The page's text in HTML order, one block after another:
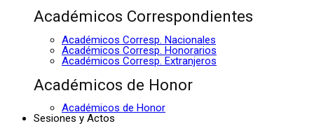
Académicos Correspondientes
Académicos Corresp. Nacionales
Académicos Corresp. Honorarios
Académicos Corresp. Extranjeros
Académicos de Honor
Académicos de Honor
Sesiones y Actos